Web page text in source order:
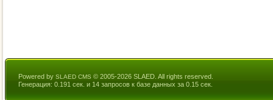
Powered by SLAED CMS © 2005-2026 SLAED. All rights reserved.
Генерация: 0.191 сек. и 14 запросов к базе данных за 0.15 сек.